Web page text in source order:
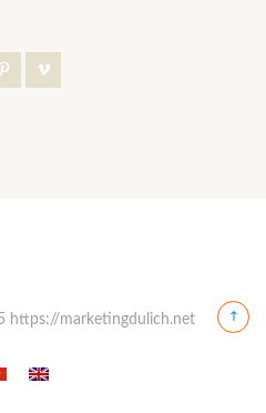
https://marketingdulich.net